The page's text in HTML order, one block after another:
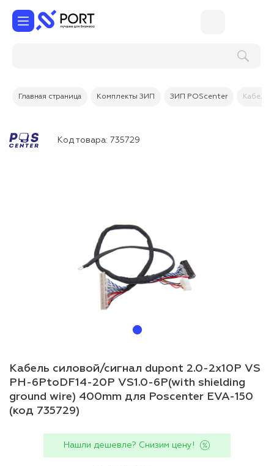
Главная страница Комплекты ЗИП ЗИП POScenter Кабель
Код товара: 735729
Кабель силовой/сигнал dupont 2.0-2x10P VS
PH-6PtoDF14-20P VS1.0-6P(with shielding
ground wire) 400mm для Poscenter EVA-150
(код 735729)
Нашли дешевле? Снизим цену!